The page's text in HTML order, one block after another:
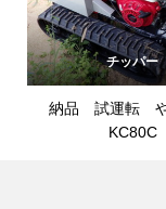
チッパー
納品 試運転 や
KC80C